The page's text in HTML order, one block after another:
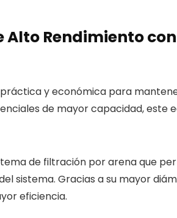
Alto Rendimiento
y económica para
de mayor capacidad, este
de filtración por arena que
sistema. Gracias a su mayor
eficiencia.